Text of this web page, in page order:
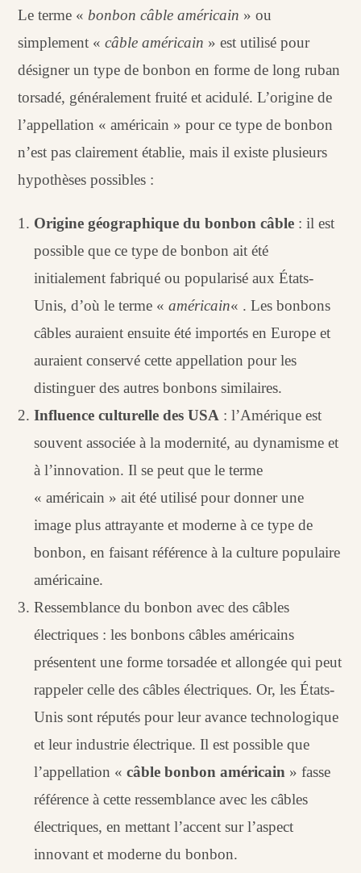
Le terme «bonbon câble américain » ou
simplement «câble américain » est utilisé pour
désigner un type de bonbon en forme de long ruban
torsadé, généralement fruité et acidulé. L’origine de
l’appellation « américain » pour ce type de bonbon
n’est pas clairement établie, mais il existe plusieurs
hypothèses possibles :
Origine géographique du bonbon câble : il est
possible que ce type de bonbon ait été
initialement fabriqué ou popularisé aux États-
Unis, d’où le terme «américain« . Les bonbons
câbles auraient ensuite été importés en Europe et
auraient conservé cette appellation pour les
distinguer des autres bonbons similaires.
Influence culturelle des USA : l’Amérique est
souvent associée à la modernité, au dynamisme et
à l’innovation. Il se peut que le terme
« américain » ait été utilisé pour donner une
image plus attrayante et moderne à ce type de
bonbon, en faisant référence à la culture populaire
américaine.
Ressemblance du bonbon avec des câbles
électriques : les bonbons câbles américains
présentent une forme torsadée et allongée qui peut
rappeler celle des câbles électriques. Or, les États-
Unis sont réputés pour leur avance technologique
et leur industrie électrique. Il est possible que
l’appellation «câble bonbon américain » fasse
référence à cette ressemblance avec les câbles
électriques, en mettant l’accent sur l’aspect
innovant et moderne du bonbon.